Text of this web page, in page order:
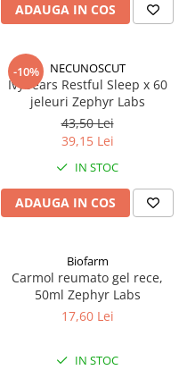
ADAUGA IN COS
-10% NECUNOSCUT
Ivybears Restful Sleep x 60
jeleuri Zephyr Labs
43,50 Lei
39,15 Lei
IN STOC
ADAUGA IN COS
Biofarm
Carmol reumato gel rece,
50ml Zephyr Labs
17,60 Lei
IN STOC